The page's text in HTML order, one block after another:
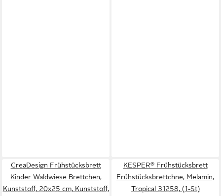
CreaDesign Frühstücksbrett
Kinder Waldwiese Brettchen,
Kunststoff, 20x25 cm, Kunststoff,
KESPER® Frühstücksbrett
Frühstücksbrettchne, Melamin,
Tropical 31258, (1-St)